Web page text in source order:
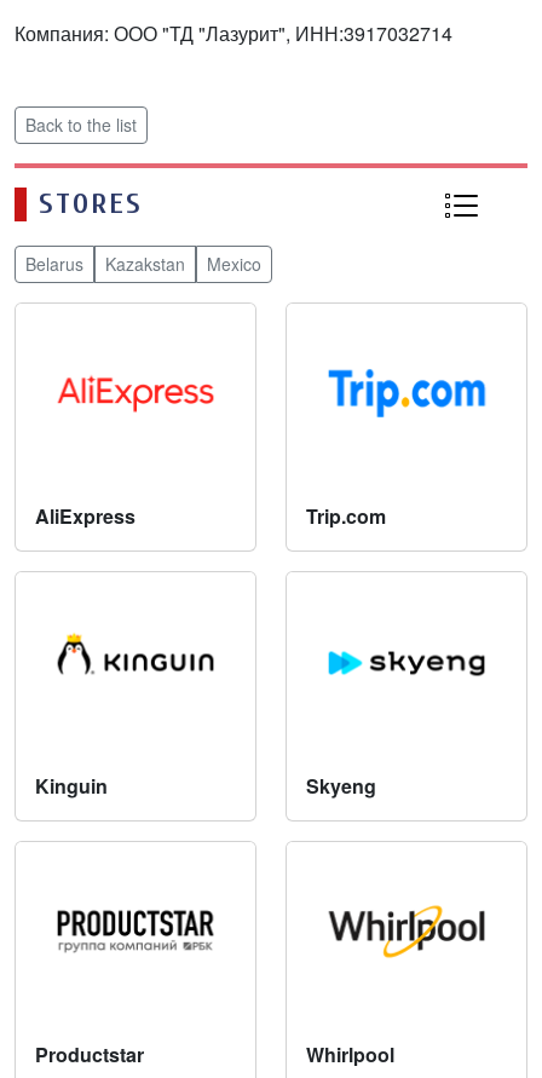
Компания: ООО "ТД "Лазурит", ИНН:3917032714
Back to the list
STORES
Belarus Kazakstan Mexico
AliExpress Trip.com
Kinguin Skyeng
Productstar Whirlpool